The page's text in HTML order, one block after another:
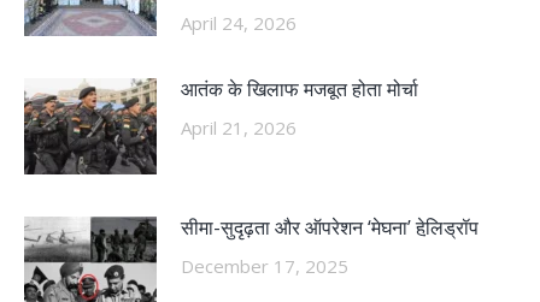
April 24, 2026
आतंक के खिलाफ मजबूत होता मोर्चा
April 21, 2026
सीमा-सुदृढ़ता और ऑपरेशन ‘मेघना’ हेलि़ड्रॉप
December 17, 2025